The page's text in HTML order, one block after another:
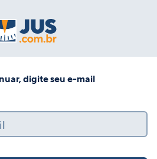
digite seu e-mail